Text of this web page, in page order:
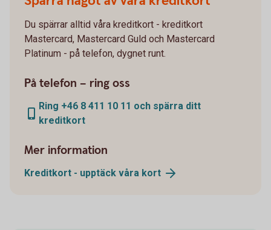
Du spärrar alltid våra kreditkort - kreditkort
Mastercard, Mastercard Guld och Mastercard
Platinum - på telefon, dygnet runt.
På telefon – ring oss
Ring +46 8 411 10 11 och spärra ditt
kreditkort
Mer information
Kreditkort - upptäck våra kort